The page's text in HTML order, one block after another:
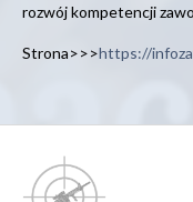
rozwój kompetencji
Strona>>>https://